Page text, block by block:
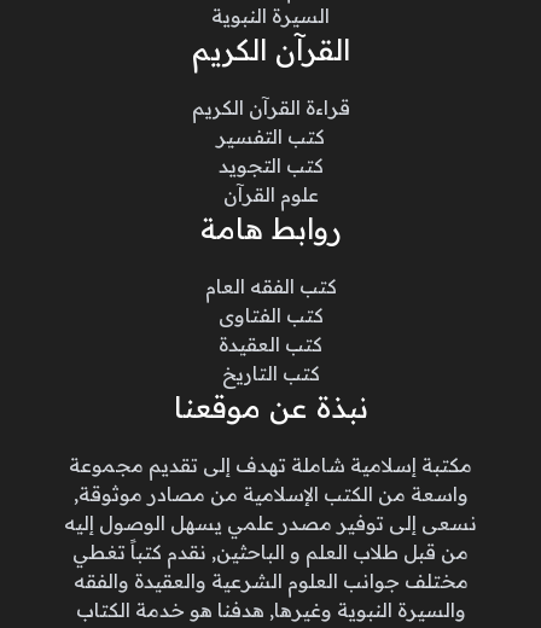
السيرة النبوية
القرآن الكريم
قراءة القرآن الكريم
كتب التفسير
كتب التجويد
علوم القرآن
روابط هامة
كتب الفقه العام
كتب الفتاوى
كتب العقيدة
كتب التاريخ
نبذة عن موقعنا
مكتبة إسلامية شاملة تهدف إلى تقديم مجموعة
واسعة من الكتب الإسلامية من مصادر موثوقة,
نسعى إلى توفير مصدر علمي يسهل الوصول إليه
من قبل طلاب العلم و الباحثين, نقدم كتباً تغطي
مختلف جوانب العلوم الشرعية والعقيدة والفقه
والسيرة النبوية وغيرها, هدفنا هو خدمة الكتاب